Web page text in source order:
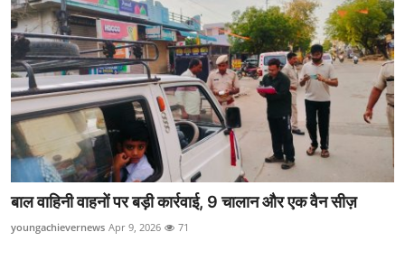
बाल वाहिनी वाहनों पर बड़ी कार्रवाई, 9 चालान और एक वैन सीज़
youngachievernews Apr 9, 2026 71